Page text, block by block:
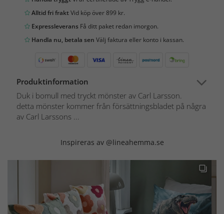
Alltid fri fraktVid köp över 899 kr.
Expressleverans Få ditt paket redan imorgon.
Handla nu, betala sen Välj faktura eller konto i kassan.
Produktinformation
Duk i bomull med tryckt mönster av Carl Larsson.
detta mönster kommer från försättningsbladet på några
av Carl Larssons ...
Inspireras av @lineahemma.se